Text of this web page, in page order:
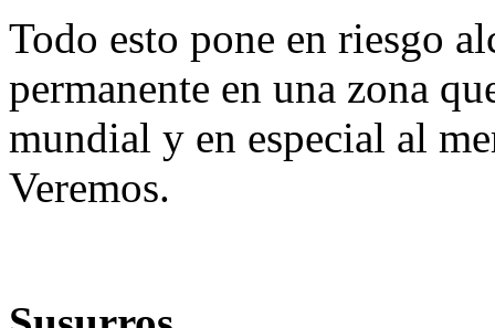
Todo esto pone en riesgo
permanente en una zona
mundial y en especial al
Veremos.